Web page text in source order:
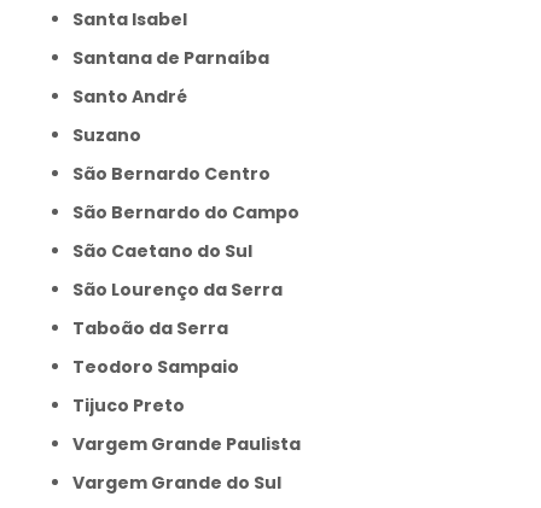
Santa Isabel
Santana de Parnaíba
Santo André
Suzano
São Bernardo Centro
São Bernardo do Campo
São Caetano do Sul
São Lourenço da Serra
Taboão da Serra
Teodoro Sampaio
Tijuco Preto
Vargem Grande Paulista
Vargem Grande do Sul